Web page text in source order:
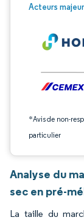
Acteurs
*Avis de non-
particulier
Image © Mordor
Analyse du
sec en pré-
La taille du